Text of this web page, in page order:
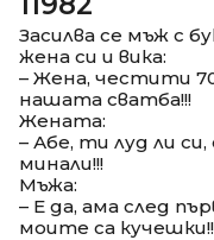
Засилва се мъж с
жена си и вика:
– Жена, честити
нашата сватба!!!
Жената:
– Абе, ти луд ли си,
минали!!!
Мъжа:
– Е да, ама след
моите са